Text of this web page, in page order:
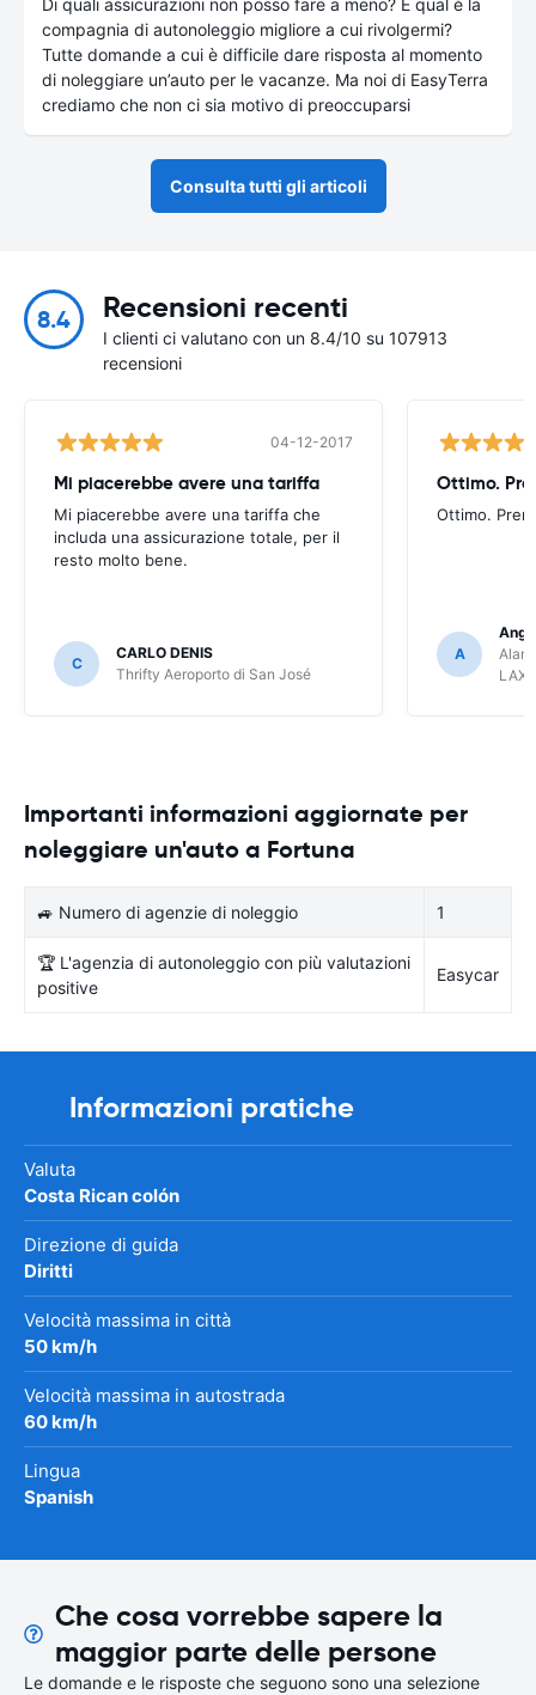
Di quali assicurazioni non posso fare a meno? E qual è la
compagnia di autonoleggio migliore a cui rivolgermi?
Tutte domande a cui è difficile dare risposta al momento
di noleggiare un’auto per le vacanze. Ma noi di EasyTerra
crediamo che non ci sia motivo di preoccuparsi
Consulta tutti gli articoli
8.4 Recensioni recenti
I clienti ci valutano con un 8.4/10 su 107913
recensioni
04-12-2017
Mi piacerebbe avere una tariffa
Mi piacerebbe avere una tariffa che
includa una assicurazione totale, per il
resto molto bene.
C
CARLO DENIS
Thrifty Aeroporto di San José
Ottimo.
A
LAX
Importanti informazioni aggiornate per
noleggiare un'auto a Fortuna
🚙 Numero di agenzie di noleggio 1
🏆 L'agenzia di autonoleggio con più valutazioni
positive
Easycar
Informazioni pratiche
Valuta
Costa Rican colón
Direzione di guida
Diritti
Velocità massima in città
50 km/h
Velocità massima in autostrada
60 km/h
Lingua
Spanish
Che cosa vorrebbe sapere la
maggior parte delle persone
Le domande e le risposte che seguono sono una selezione